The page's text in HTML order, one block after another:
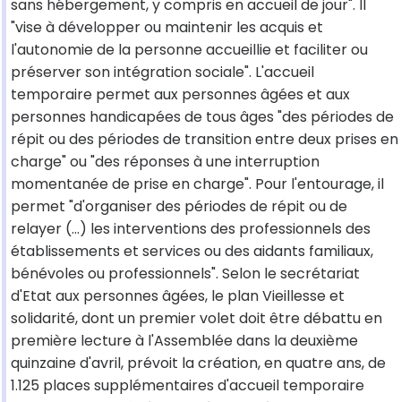
sans hébergement, y compris en accueil de jour". Il
"vise à développer ou maintenir les acquis et
l'autonomie de la personne accueillie et faciliter ou
préserver son intégration sociale". L'accueil
temporaire permet aux personnes âgées et aux
personnes handicapées de tous âges "des périodes de
répit ou des périodes de transition entre deux prises en
charge" ou "des réponses à une interruption
momentanée de prise en charge". Pour l'entourage, il
permet "d'organiser des périodes de répit ou de
relayer (...) les interventions des professionnels des
établissements et services ou des aidants familiaux,
bénévoles ou professionnels". Selon le secrétariat
d'Etat aux personnes âgées, le plan Vieillesse et
solidarité, dont un premier volet doit être débattu en
première lecture à l'Assemblée dans la deuxième
quinzaine d'avril, prévoit la création, en quatre ans, de
1.125 places supplémentaires d'accueil temporaire